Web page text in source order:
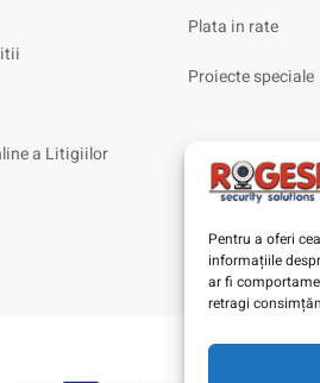
Pentru a oferi
informațiile
ar fi
retragi
a Litigiilor
Plata in rate
Proiecte speciale